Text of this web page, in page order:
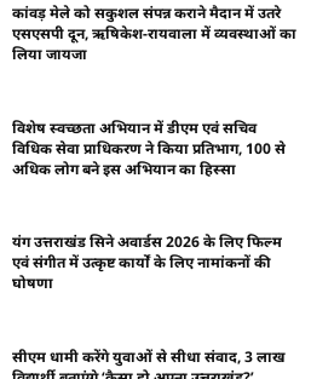
कांवड़ मेले को सकुशल संपन्न कराने मैदान में उतरे
एसएसपी दून, ऋषिकेश-रायवाला में व्यवस्थाओं का
लिया जायजा
विशेष स्वच्छता अभियान में डीएम एवं सचिव
विधिक सेवा प्राधिकरण ने किया प्रतिभाग, 100 से
अधिक लोग बने इस अभियान का हिस्सा
यंग उत्तराखंड सिने अवार्डस 2026 के लिए फिल्म
एवं संगीत में उत्कृष्ट कार्यों के लिए नामांकनों की
घोषणा
सीएम धामी करेंगे युवाओं से सीधा संवाद, 3 लाख